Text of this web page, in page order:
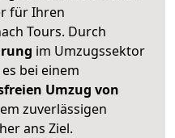
für Ihren
Tours. Durch
im Umzugssektor
bei einem
Umzug von
zuverlässigen
ans Ziel.